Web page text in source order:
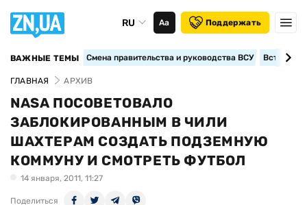
RU Аа Поддержать
ВАЖНЫЕ ТЕМЫ Смена правительства и руководства ВСУ
ГЛАВНАЯ АРХИВ
NASA ПОСОВЕТОВАЛО
ЗАБЛОКИРОВАННЫМ В ЧИЛИ
ШАХТЕРАМ СОЗДАТЬ ПОДЗЕМНУЮ
КОММУНУ И СМОТРЕТЬ ФУТБОЛ
14 января, 2011, 11:27
Поделиться